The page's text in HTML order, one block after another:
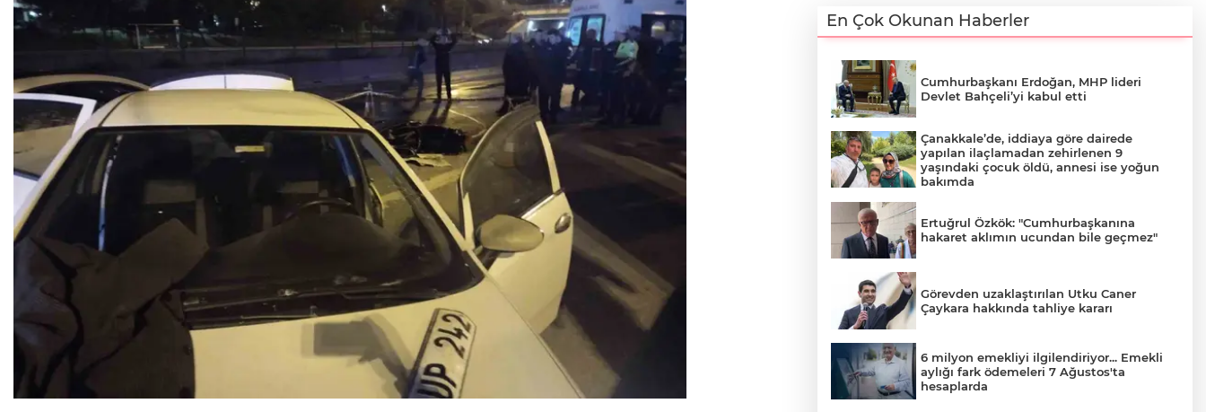
En Çok Okunan Haberler
Cumhurbaşkanı Erdoğan, MHP lideri
Devlet Bahçeli’yi kabul etti
Çanakkale’de, iddiaya göre dairede
yapılan ilaçlamadan zehirlenen 9
yaşındaki çocuk öldü, annesi ise yoğun
bakımda
Ertuğrul Özkök: "Cumhurbaşkanına
hakaret aklımın ucundan bile geçmez"
Görevden uzaklaştırılan Utku Caner
Çaykara hakkında tahliye kararı
6 milyon emekliyi ilgilendiriyor... Emekli
aylığı fark ödemeleri 7 Ağustos'ta
hesaplarda